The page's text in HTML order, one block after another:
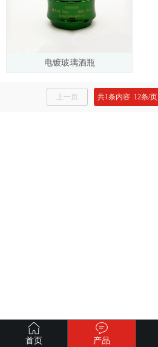
电镀玻璃酒瓶
上一页 共1条内容 12条/页
首页 产品